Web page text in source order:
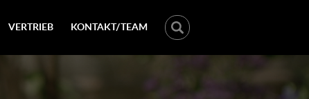
VERTRIEB KONTAKT/TEAM